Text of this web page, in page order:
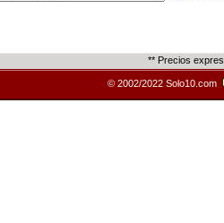
** Precios
© 2002/2022 Solo10.com